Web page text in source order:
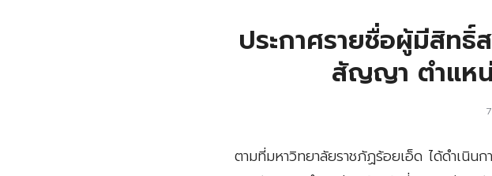
ประกาศรายชื่อผู้มีสิทธิ์
สัญญา ตำแหน่
ตามที่มหาวิทยาลัยราชภัฏร้อยเอ็ด ได้ดำเนิน